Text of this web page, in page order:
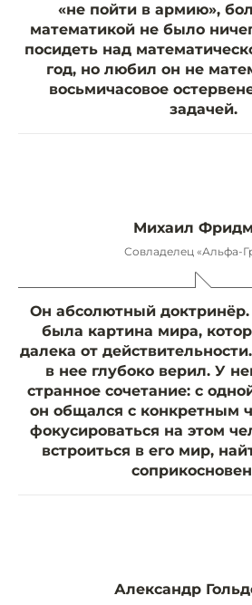
«не пойти в армию»,
математикой не было
посидеть над
год, но любил он не
восьмичасовое
задачей.
Михаил
Совладелец «Альфа-
Он абсолютный доктринёр.
была картина мира,
далека от
в нее глубоко верил. У
странное сочетание: с
он общался с конкретным
фокусироваться на этом
встроиться в его мир,
Александр